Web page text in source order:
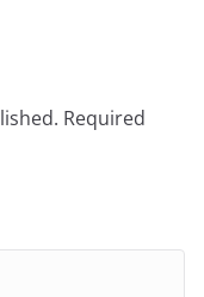
Required